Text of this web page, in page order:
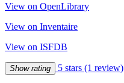
View on OpenLibrary
View on Inventaire
View on ISFDB
Show rating 5 stars (1 review)